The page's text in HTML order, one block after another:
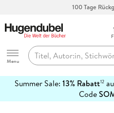
100 Tage
Hugendubel
Menu
Summer Sale: 13% Rabatt12
Code
erfahren